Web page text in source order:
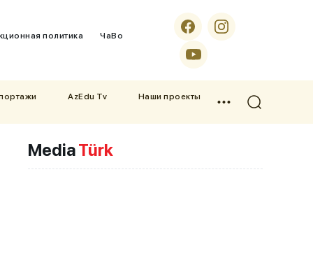
политика
ЧаВо
AzEdu Tv
Наши проекты
MediaTürk